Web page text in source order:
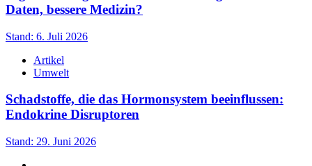
Daten, bessere Medizin?
Stand: 6. Juli 2026
Artikel
Umwelt
Schadstoffe, die das Hormonsystem beeinflussen:
Endokrine Disruptoren
Stand: 29. Juni 2026